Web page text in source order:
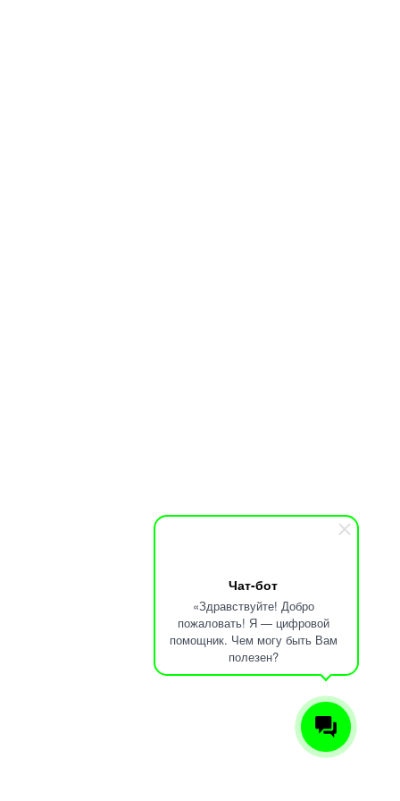
Чат-бот
«Здравствуйте! Добро
пожаловать! Я — цифровой
помощник. Чем могу быть Вам
полезен?